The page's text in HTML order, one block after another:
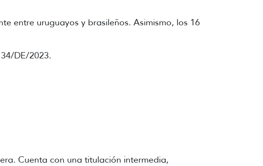
entre uruguayos y brasileños. Asimismo, los 16
DE/2023.
Cuenta con una titulación intermedia,